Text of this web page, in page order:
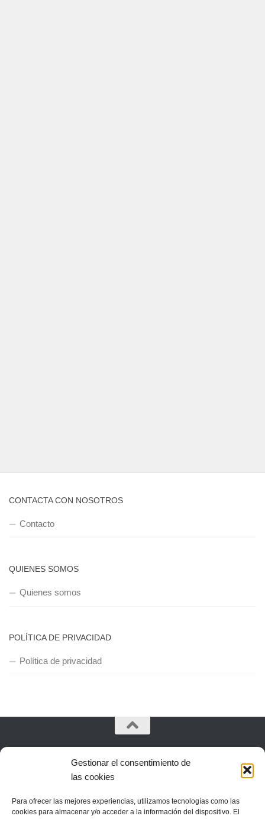
Gestionar el consentimiento de
las cookies
Para ofrecer las mejores experiencias, utilizamos tecnologías como las
cookies para almacenar y/o acceder a la información del dispositivo. El
CONTACTA CON NOSOTROS
Contacto
QUIENES SOMOS
Quienes somos
POLÍTICA DE PRIVACIDAD
Política de privacidad